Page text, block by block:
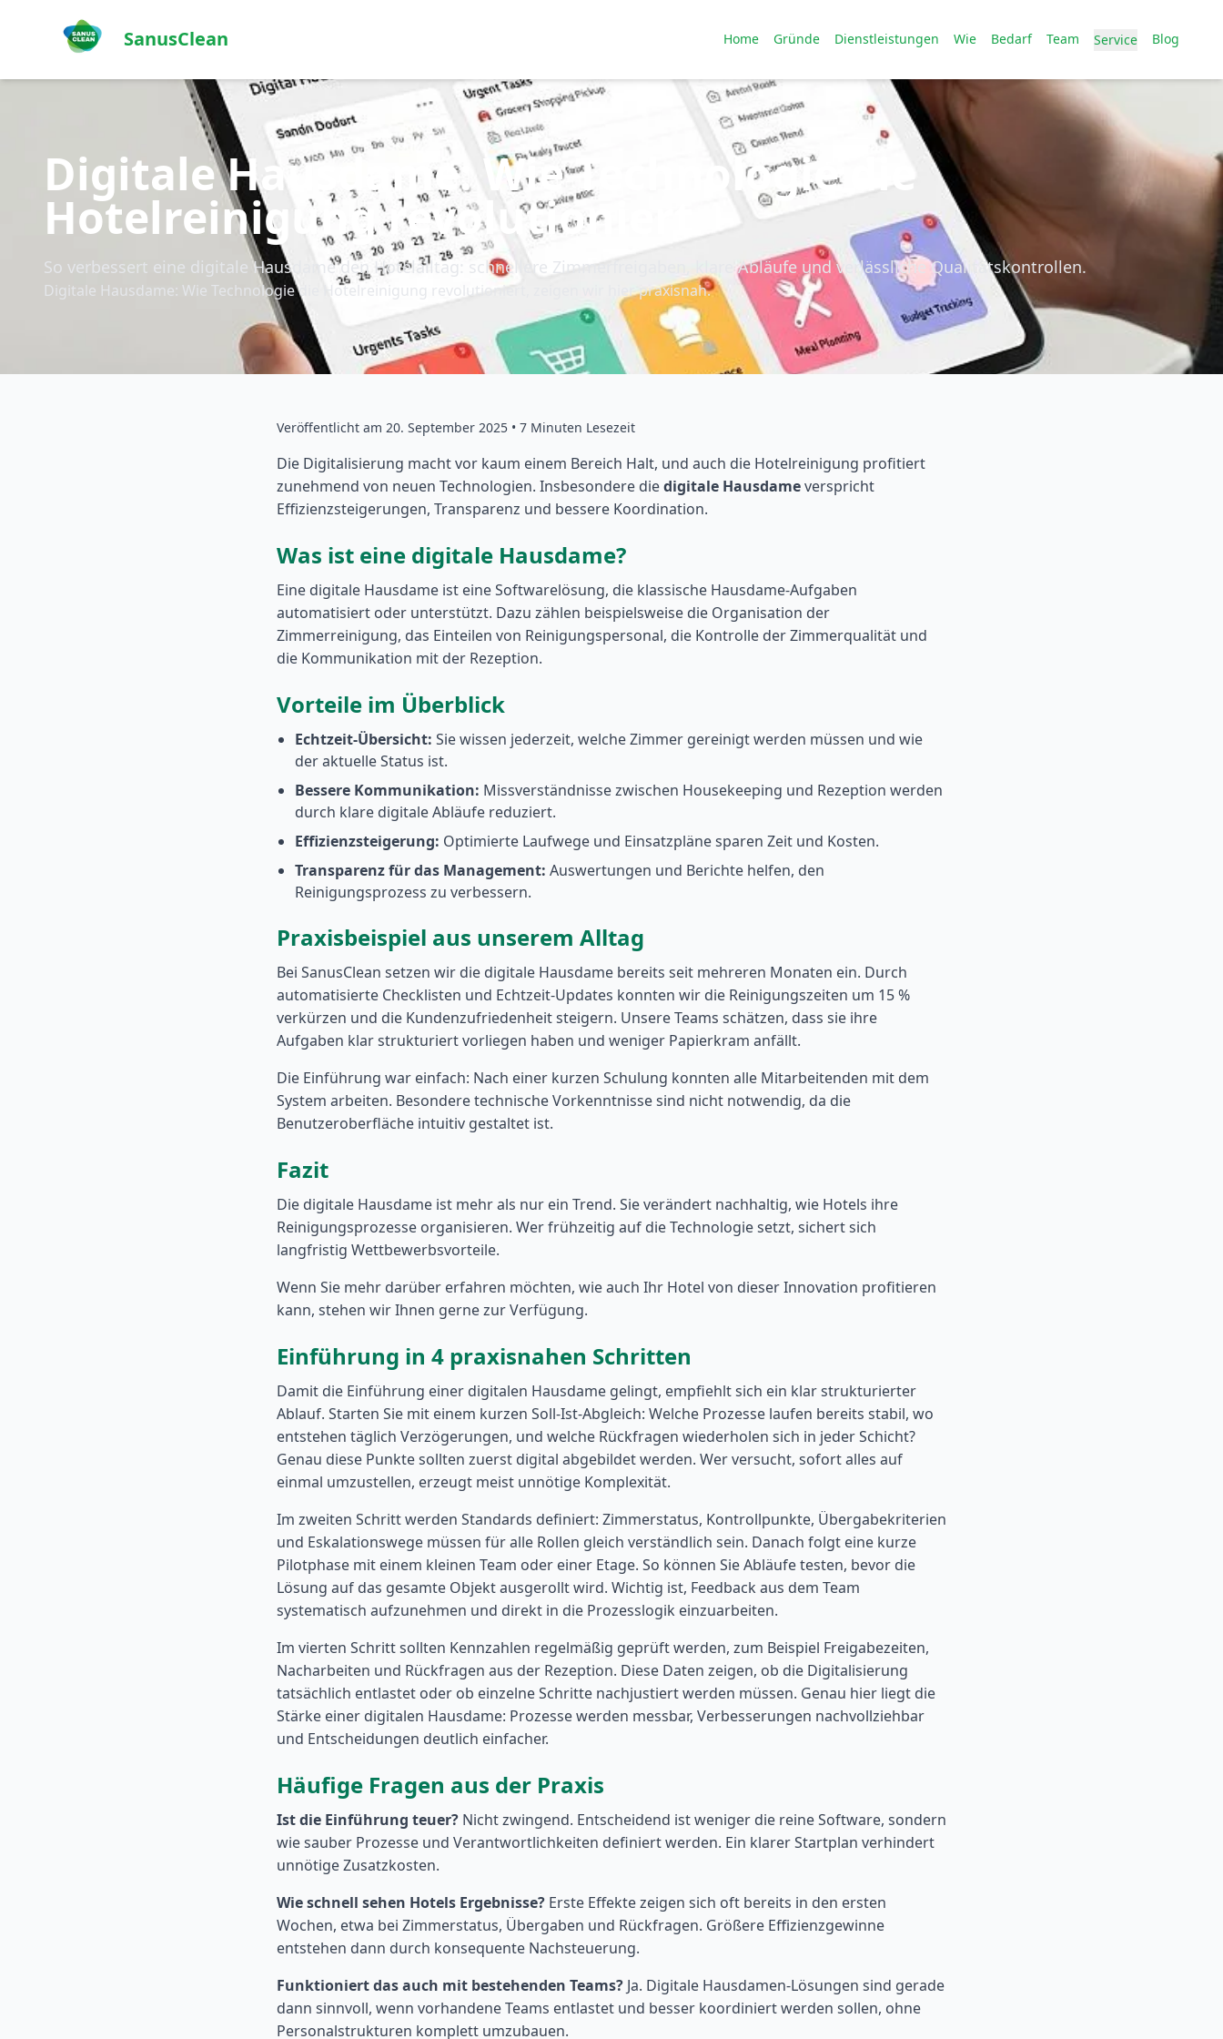
SanusClean Home Gründe Dienstleistungen Wie Bedarf Team Service Blog
Digitale Hausdame: Wie Technologie die
Hotelreinigung revolutioniert
So verbessert eine digitale Hausdame den Hotelalltag: schnellere Zimmerfreigaben, klare Abläufe und verlässliche Qualitätskontrollen.
Digitale Hausdame: Wie Technologie die Hotelreinigung revolutioniert, zeigen wir hier praxisnah.
Veröffentlicht am 20. September 2025 • 7 Minuten Lesezeit
Die Digitalisierung macht vor kaum einem Bereich Halt, und auch die Hotelreinigung profitiert
zunehmend von neuen Technologien. Insbesondere diedigitale Hausdameverspricht
Effizienzsteigerungen, Transparenz und bessere Koordination.
Was ist eine digitale Hausdame?
Eine digitale Hausdame ist eine Softwarelösung, die klassische Hausdame-Aufgaben
automatisiert oder unterstützt. Dazu zählen beispielsweise die Organisation der
Zimmerreinigung, das Einteilen von Reinigungspersonal, die Kontrolle der Zimmerqualität und
die Kommunikation mit der Rezeption.
Vorteile im Überblick
Echtzeit-Übersicht: Sie wissen jederzeit, welche Zimmer gereinigt werden müssen und wie
der aktuelle Status ist.
Bessere Kommunikation: Missverständnisse zwischen Housekeeping und Rezeption werden
durch klare digitale Abläufe reduziert.
Effizienzsteigerung: Optimierte Laufwege und Einsatzpläne sparen Zeit und Kosten.
Transparenz für das Management: Auswertungen und Berichte helfen, den
Reinigungsprozess zu verbessern.
Praxisbeispiel aus unserem Alltag
Bei SanusClean setzen wir die digitale Hausdame bereits seit mehreren Monaten ein. Durch
automatisierte Checklisten und Echtzeit-Updates konnten wir die Reinigungszeiten um 15 %
verkürzen und die Kundenzufriedenheit steigern. Unsere Teams schätzen, dass sie ihre
Aufgaben klar strukturiert vorliegen haben und weniger Papierkram anfällt.
Die Einführung war einfach: Nach einer kurzen Schulung konnten alle Mitarbeitenden mit dem
System arbeiten. Besondere technische Vorkenntnisse sind nicht notwendig, da die
Benutzeroberfläche intuitiv gestaltet ist.
Fazit
Die digitale Hausdame ist mehr als nur ein Trend. Sie verändert nachhaltig, wie Hotels ihre
Reinigungsprozesse organisieren. Wer frühzeitig auf die Technologie setzt, sichert sich
langfristig Wettbewerbsvorteile.
Wenn Sie mehr darüber erfahren möchten, wie auch Ihr Hotel von dieser Innovation profitieren
kann, stehen wir Ihnen gerne zur Verfügung.
Einführung in 4 praxisnahen Schritten
Damit die Einführung einer digitalen Hausdame gelingt, empfiehlt sich ein klar strukturierter
Ablauf. Starten Sie mit einem kurzen Soll-Ist-Abgleich: Welche Prozesse laufen bereits stabil, wo
entstehen täglich Verzögerungen, und welche Rückfragen wiederholen sich in jeder Schicht?
Genau diese Punkte sollten zuerst digital abgebildet werden. Wer versucht, sofort alles auf
einmal umzustellen, erzeugt meist unnötige Komplexität.
Im zweiten Schritt werden Standards definiert: Zimmerstatus, Kontrollpunkte, Übergabekriterien
und Eskalationswege müssen für alle Rollen gleich verständlich sein. Danach folgt eine kurze
Pilotphase mit einem kleinen Team oder einer Etage. So können Sie Abläufe testen, bevor die
Lösung auf das gesamte Objekt ausgerollt wird. Wichtig ist, Feedback aus dem Team
systematisch aufzunehmen und direkt in die Prozesslogik einzuarbeiten.
Im vierten Schritt sollten Kennzahlen regelmäßig geprüft werden, zum Beispiel Freigabezeiten,
Nacharbeiten und Rückfragen aus der Rezeption. Diese Daten zeigen, ob die Digitalisierung
tatsächlich entlastet oder ob einzelne Schritte nachjustiert werden müssen. Genau hier liegt die
Stärke einer digitalen Hausdame: Prozesse werden messbar, Verbesserungen nachvollziehbar
und Entscheidungen deutlich einfacher.
Häufige Fragen aus der Praxis
Ist die Einführung teuer? Nicht zwingend. Entscheidend ist weniger die reine Software, sondern
wie sauber Prozesse und Verantwortlichkeiten definiert werden. Ein klarer Startplan verhindert
unnötige Zusatzkosten.
Wie schnell sehen Hotels Ergebnisse? Erste Effekte zeigen sich oft bereits in den ersten
Wochen, etwa bei Zimmerstatus, Übergaben und Rückfragen. Größere Effizienzgewinne
entstehen dann durch konsequente Nachsteuerung.
Funktioniert das auch mit bestehenden Teams? Ja. Digitale Hausdamen-Lösungen sind gerade
dann sinnvoll, wenn vorhandene Teams entlastet und besser koordiniert werden sollen, ohne
Personalstrukturen komplett umzubauen.